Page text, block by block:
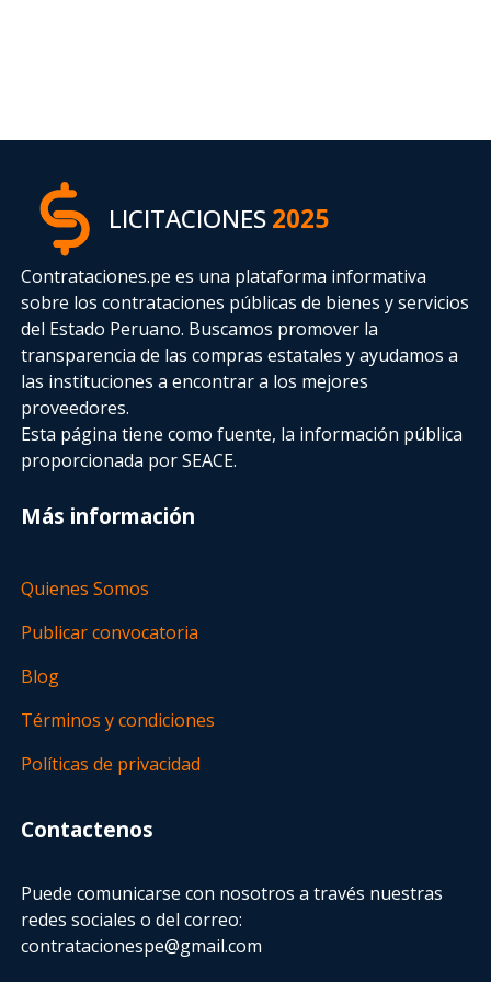
LICITACIONES2025
Contrataciones.pe es una plataforma informativa
sobre los contrataciones públicas de bienes y servicios
del Estado Peruano. Buscamos promover la
transparencia de las compras estatalesy ayudamos a
las instituciones a encontrar a los mejores
proveedores.
Esta página tiene como fuente, la información pública
proporcionada por SEACE.
Más información
Quienes Somos
Publicar convocatoria
Blog
Términos y condiciones
Políticas de privacidad
Contactenos
Puede comunicarse con nosotros a través nuestras
redes sociales o del correo:
contratacionespe@gmail.com